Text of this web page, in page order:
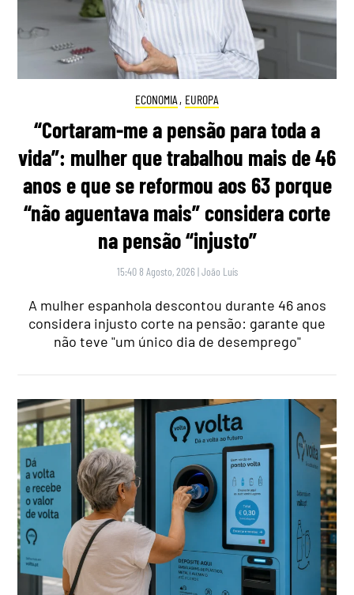
ECONOMIA , EUROPA
“Cortaram-me a pensão para toda a
vida”: mulher que trabalhou mais de 46
anos e que se reformou aos 63 porque
“não aguentava mais” considera corte
na pensão “injusto”
15:40 8 Agosto, 2026 |João Luís
A mulher espanhola descontou durante 46 anos
considera injusto corte na pensão: garante que
não teve "um único dia de desemprego"